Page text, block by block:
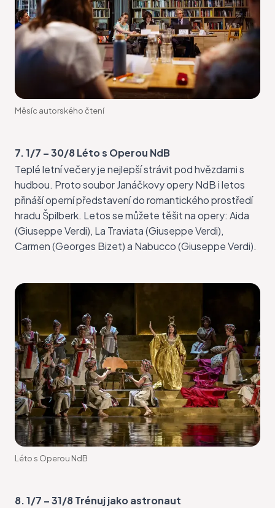
Měsíc autorského čtení
7. 1/7 – 30/8 Léto s Operou NdB
Teplé letní večery je nejlepší strávit pod hvězdami s
hudbou. Proto souborJanáčkovy opery NdBi letos
přináší operní představení do romantického prostředí
hradu Špilberk. Letos se můžete těšit na opery: Aida
(Giuseppe Verdi), La Traviata (Giuseppe Verdi),
Carmen (Georges Bizet) a Nabucco (Giuseppe Verdi).
Léto s Operou NdB
8. 1/7 – 31/8 Trénuj jako astronaut